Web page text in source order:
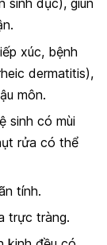
sinh dục), giun
xúc, bệnh
dermatitis),
môn.
sinh có mùi
rửa có thể
tính.
trực tràng.